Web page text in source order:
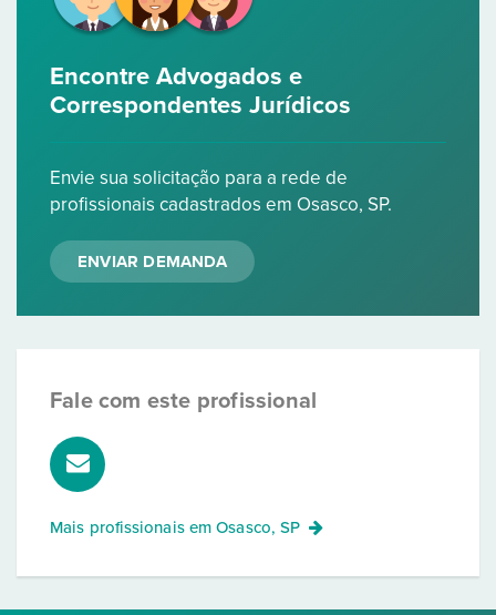
Encontre Advogados e
Correspondentes Jurídicos
Envie sua solicitação para a rede de
profissionais cadastrados em Osasco, SP.
ENVIAR DEMANDA
Fale com este profissional
Mais profissionais emOsasco, SP